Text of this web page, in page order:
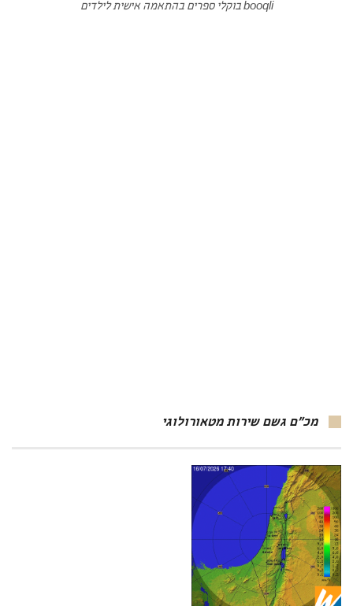
booqli בוקלי ספרים בהתאמה אישית לילדים
מכ"ם גשם שירות מטאורולוגי